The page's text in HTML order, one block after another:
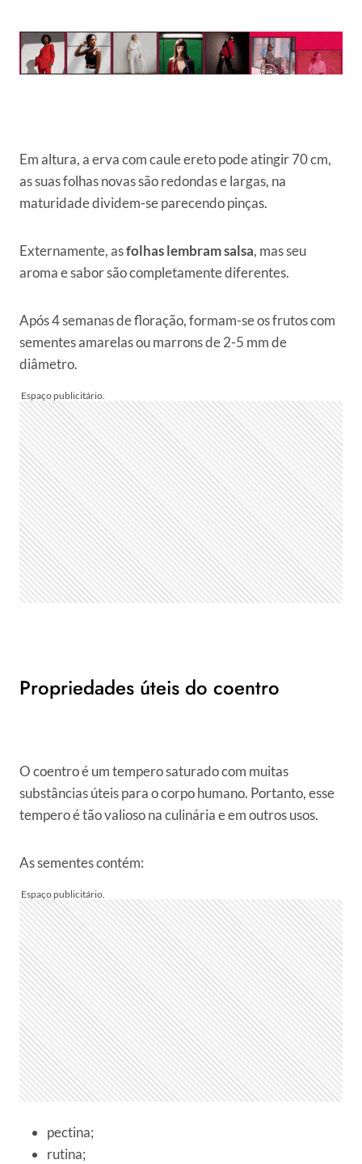
Em altura, a erva com caule ereto pode atingir 70 cm,
as suas folhas novas são redondas e largas, na
maturidade dividem-se parecendo pinças.
Externamente, asfolhas lembram salsa, mas seu
aroma e sabor são completamente diferentes.
Após 4 semanas de floração, formam-se os frutos com
sementes amarelas ou marrons de 2-5 mm de
diâmetro.
Propriedades úteis do coentro
O coentro é um tempero saturado com muitas
substâncias úteis para o corpo humano. Portanto, esse
tempero é tão valioso na culinária e em outros usos.
As sementes contém:
pectina;
rutina;